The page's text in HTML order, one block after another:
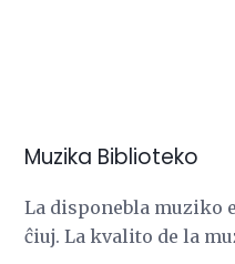
Muzika Biblioteko
La disponebla muziko
ĉiuj. La kvalito de la